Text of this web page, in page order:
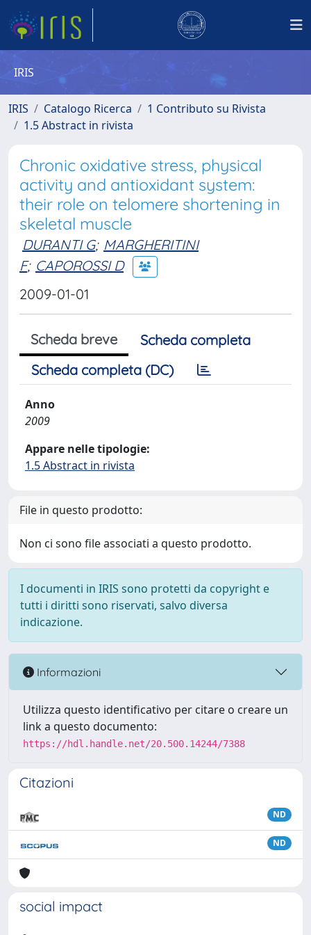
IRIS
IRIS Catalogo Ricerca
1 Contributo su Rivista
1.5 Abstract in rivista
Chronic oxidative stress, physical
activity and antioxidant system:
their role on telomere shortening in
skeletal muscle
DURANTI G; MARGHERITINI
F; CAPOROSSI D
2009-01-01
Scheda breve
Scheda completa
Scheda completa (DC)
Anno
2009
Appare nelle tipologie:
1.5 Abstract in rivista
File in questo prodotto:
Non ci sono file associati a questo prodotto.
I documenti in IRIS sono protetti da copyright e
tutti i diritti sono riservati, salvo diversa
indicazione.
Informazioni
Utilizza questo identificativo per citare o creare un
link a questo documento:
https://hdl.handle.net/20.500.14244/7388
Citazioni
ND
ND
social impact